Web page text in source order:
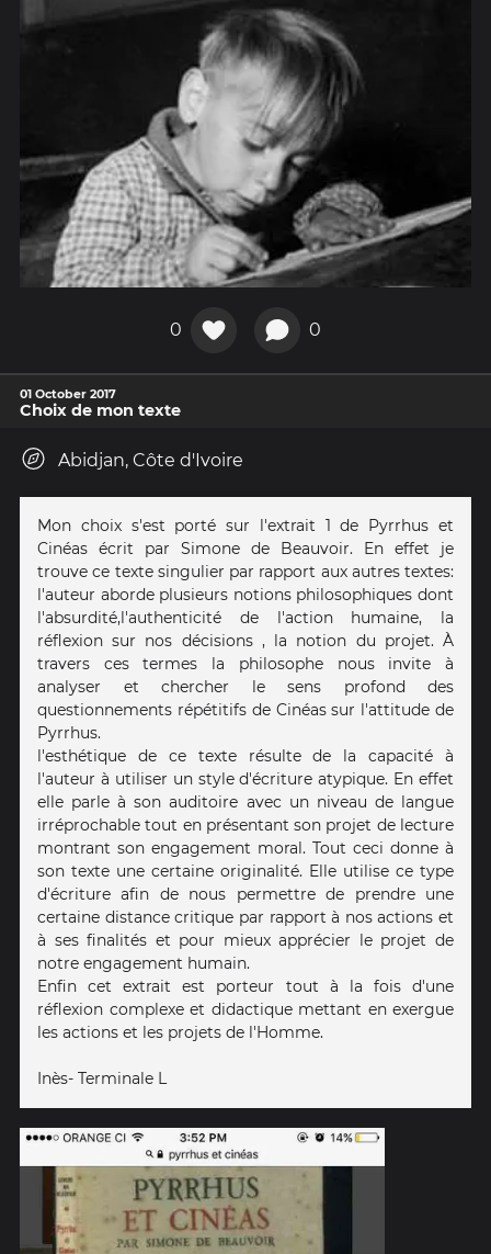
0 0
01 October 2017
Choix de mon texte
Abidjan, Côte d'Ivoire
Mon choix s'est porté sur l'extrait 1 de Pyrrhus et
Cinéas écrit par Simone de Beauvoir. En effet je
trouve ce texte singulier par rapport aux autres textes:
l'auteur aborde plusieurs notions philosophiques dont
l'absurdité,l'authenticité de l'action humaine, la
réflexion sur nos décisions , la notion du projet. À
travers ces termes la philosophe nous invite à
analyser et chercher le sens profond des
questionnements répétitifs de Cinéas sur l'attitude de
Pyrrhus.
l'esthétique de ce texte résulte de la capacité à
l'auteur à utiliser un style d'écriture atypique. En effet
elle parle à son auditoire avec un niveau de langue
irréprochable tout en présentant son projet de lecture
montrant son engagement moral. Tout ceci donne à
son texte une certaine originalité. Elle utilise ce type
d'écriture afin de nous permettre de prendre une
certaine distance critique par rapport à nos actions et
à ses finalités et pour mieux apprécier le projet de
notre engagement humain.
Enfin cet extrait est porteur tout à la fois d'une
réflexion complexe et didactique mettant en exergue
les actions et les projets de l'Homme.
Inès- Terminale L